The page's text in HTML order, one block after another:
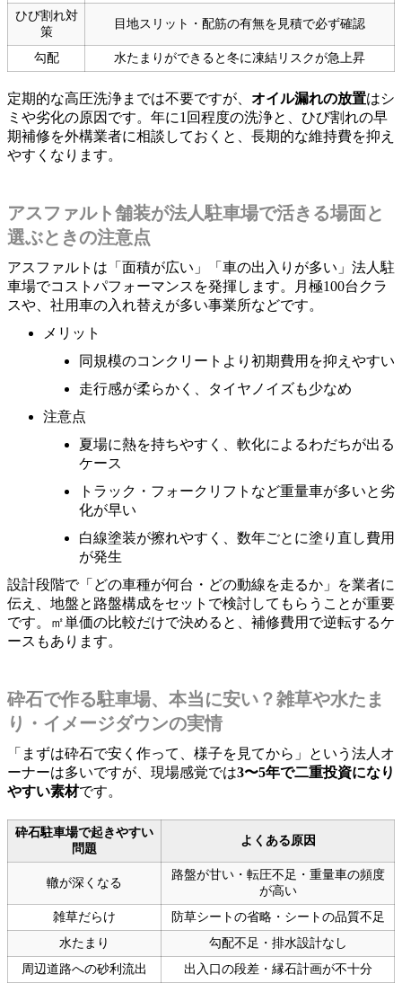
ひび割れ対
策
目地スリット・配筋の有無を見積で必ず確認
勾配 水たまりができると冬に凍結リスクが急上昇
定期的な高圧洗浄までは不要ですが、 オイル漏れの放置はシ
ミや劣化の原因です。年に1回程度の洗浄と、ひび割れの早
期補修を外構業者に相談しておくと、長期的な維持費を抑え
やすくなります。
アスファルト舗装が法人駐車場で活きる場面と
選ぶときの注意点
アスファルトは「面積が広い」「車の出入りが多い」法人駐
車場でコストパフォーマンスを発揮します。月極100台クラ
スや、社用車の入れ替えが多い事業所などです。
メリット
同規模のコンクリートより初期費用を抑えやすい
走行感が柔らかく、タイヤノイズも少なめ
注意点
夏場に熱を持ちやすく、軟化によるわだちが出る
ケース
トラック・フォークリフトなど重量車が多いと劣
化が早い
白線塗装が擦れやすく、数年ごとに塗り直し費用
が発生
設計段階で「どの車種が何台・どの動線を走るか」を業者に
伝え、地盤と路盤構成をセットで検討してもらうことが重要
です。㎡単価の比較だけで決めると、補修費用で逆転するケ
ースもあります。
砕石で作る駐車場、本当に安い？雑草や水たま
り・イメージダウンの実情
「まずは砕石で安く作って、様子を見てから」という法人オ
ーナーは多いですが、現場感覚では3〜5年で二重投資になり
やすい素材です。
砕石駐車場で起きやすい
問題
よくある原因
轍が深くなる
路盤が甘い・転圧不足・重量車の頻度
が高い
雑草だらけ
防草シートの省略・シートの品質不足
水たまり
勾配不足・排水設計なし
周辺道路への砂利流出
出入口の段差・縁石計画が不十分